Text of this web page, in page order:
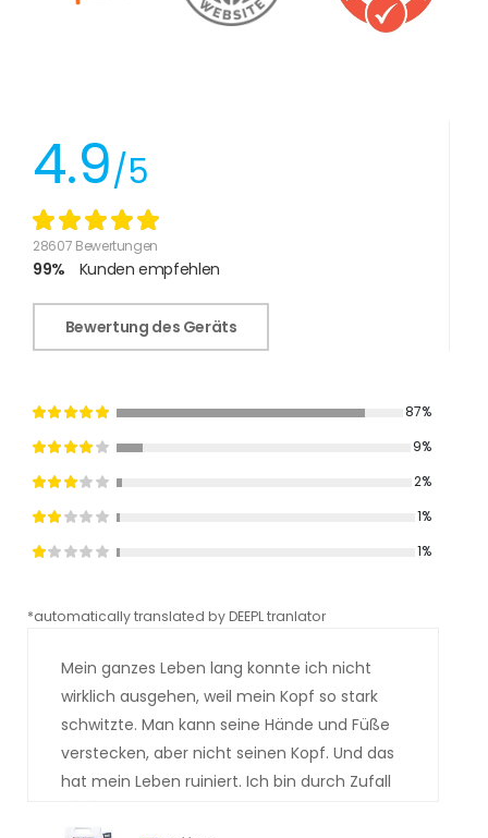
4.9/5
28607 Bewertungen
99% Kunden empfehlen
Bewertung des Geräts
87%
9%
2%
1%
1%
*automatically translated by DEEPL tranlator
Mein ganzes Leben lang konnte ich nicht
wirklich ausgehen, weil mein Kopf so stark
schwitzte. Man kann seine Hände und Füße
verstecken, aber nicht seinen Kopf. Und das
hat mein Leben ruiniert. Ich bin durch Zufall